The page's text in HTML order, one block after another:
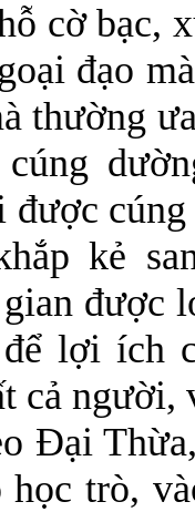
cờ bạc,
đạo
thường
được
kẻ
được
lợi ích
cả người,
Ðại
học trò,